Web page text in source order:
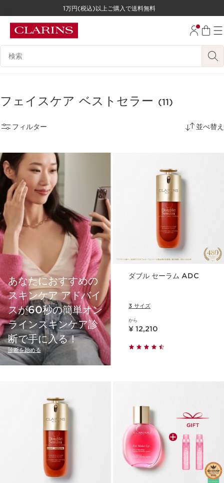
コンテンツへ移動
1万円(税込)以上ご購入で送料無料
検索候補
フェイスケア ベストセラー (11)
フィルター 並べ替え
あなたにおすすめの
スキンケア アドバイ
スが60秒の簡単オン
ラインスキンケア診
断で手に入る！
診断を始める
ダブル セーラム ADC
3 サイズ
から
現在表示中の製品の価格 ¥ 12,210
¥ 12,210